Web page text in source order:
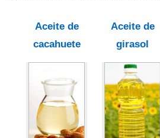
Aceite de
cacahuete
Aceite de
girasol